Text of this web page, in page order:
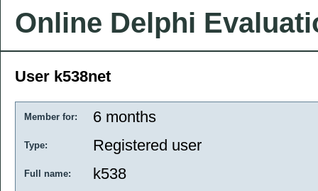
Online Delphi
User k538net
Member for: 6 months
Type: Registered user
Full name: k538